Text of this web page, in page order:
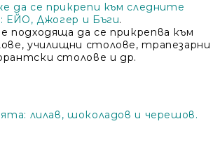
да се прикрепи към следните
ЕЙО, Джогер и Бъги.
подходяща да се прикрепва към
училищни столове, трапезарни
столове и др.
лилав, шоколадов и черешов.